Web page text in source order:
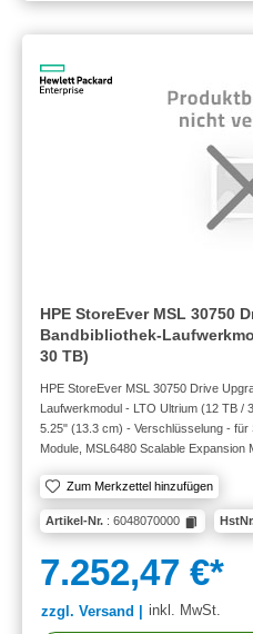
HPE StoreEver MSL 30750
Bandbibliothek-
30 TB)
HPE StoreEver MSL 30750 Drive
Laufwerkmodul - LTO Ultrium (12 TB /
5.25" (13.3 cm) - Verschlüsselung -
Module, MSL6480 Scalable Expansion
Zum Merkzettel hinzufügen
Artikel-Nr. : 6048070000
7.252,47 €*
zzgl. Versand | inkl. MwSt.